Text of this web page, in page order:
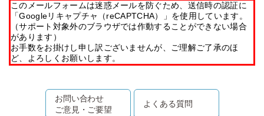
このメールフォームは迷惑メールを防ぐため、送信時の認証に
「Googleリキャプチャ（reCAPTCHA）」を使用しています。
（サポート対象外のブラウザでは作動することができない場合
があります）
お手数をお掛けし申し訳ございませんが、ご理解ご了承のほ
ど、よろしくお願いします。
お問い合わせ
ご意見・ご要望
よくある質問